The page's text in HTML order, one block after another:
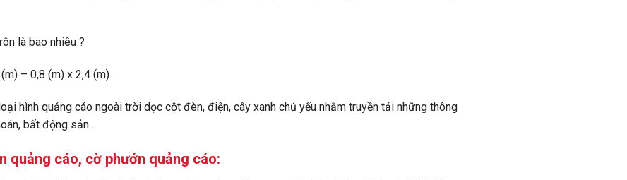
là bao nhiêu ?
– 0,8 (m) x 2,4 (m).
hình quảng cáo ngoài trời dọc cột đèn, điện, cây xanh chủ yếu nhằm truyền tải những thông
bất động sản…
quảng cáo, cờ phướn quảng cáo: